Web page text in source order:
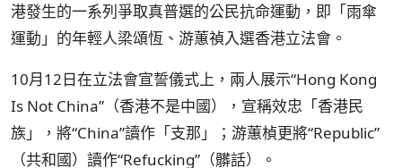
港發生的一系列爭取真普選的公民抗命運動，即「雨傘
運動」的年輕人梁頌恆、游蕙禎入選香港立法會。
10月12日在立法會宣誓儀式上，兩人展示“Hong Kong
Is Not China”（香港不是中國），宣稱效忠「香港民
族」，將“China”讀作「支那」；游蕙楨更將“Republic”
（共和國）讀作“Refucking”（髒話）。